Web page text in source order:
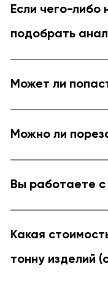
Если чего-либо
подобрать
Может ли
Можно ли
Вы работаете с
Какая
тонну изделий